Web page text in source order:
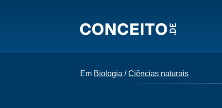
Em Biologia /Ciências naturais